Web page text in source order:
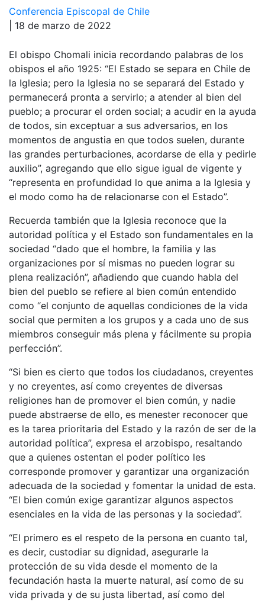
Conferencia Episcopal de Chile
| 18 de marzo de 2022
El obispo Chomali inicia recordando palabras de los
obispos el año 1925: “El Estado se separa en Chile de
la Iglesia; pero la Iglesia no se separará del Estado y
permanecerá pronta a servirlo; a atender al bien del
pueblo; a procurar el orden social; a acudir en la ayuda
de todos, sin exceptuar a sus adversarios, en los
momentos de angustia en que todos suelen, durante
las grandes perturbaciones, acordarse de ella y pedirle
auxilio”, agregando que ello sigue igual de vigente y
“representa en profundidad lo que anima a la Iglesia y
el modo como ha de relacionarse con el Estado”.
Recuerda también que la Iglesia reconoce que la
autoridad política y el Estado son fundamentales en la
sociedad “dado que el hombre, la familia y las
organizaciones por sí mismas no pueden lograr su
plena realización”, añadiendo que cuando habla del
bien del pueblo se refiere al bien común entendido
como “el conjunto de aquellas condiciones de la vida
social que permiten a los grupos y a cada uno de sus
miembros conseguir más plena y fácilmente su propia
perfección”.
“Si bien es cierto que todos los ciudadanos, creyentes
y no creyentes, así como creyentes de diversas
religiones han de promover el bien común, y nadie
puede abstraerse de ello, es menester reconocer que
es la tarea prioritaria del Estado y la razón de ser de la
autoridad política”, expresa el arzobispo, resaltando
que a quienes ostentan el poder político les
corresponde promover y garantizar una organización
adecuada de la sociedad y fomentar la unidad de esta.
“El bien común exige garantizar algunos aspectos
esenciales en la vida de las personas y la sociedad”.
“El primero es el respeto de la persona en cuanto tal,
es decir, custodiar su dignidad, asegurarle la
protección de su vida desde el momento de la
fecundación hasta la muerte natural, así como de su
vida privada y de su justa libertad, así como del